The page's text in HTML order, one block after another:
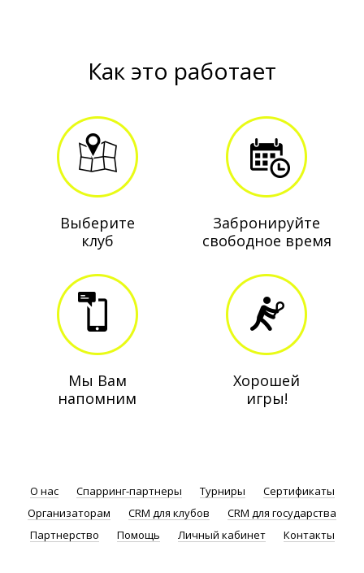
Как это работает
Выберите
клуб
Забронируйте
свободное время
Мы Вам
напомним
Хорошей
игры!
О нас Спарринг-партнеры Турниры
Сертификаты
Организаторам
CRM для клубов
CRM для государства
Партнерство
Помощь Личный кабинет Контакты